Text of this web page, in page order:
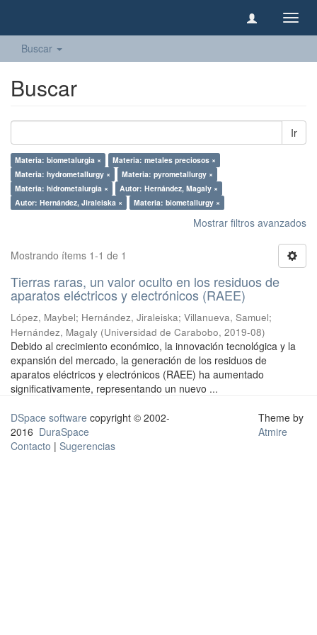
Buscar
Buscar
Ir
Materia: biometalurgia ×
Materia: metales preciosos ×
Materia: hydrometallurgy ×
Materia: pyrometallurgy ×
Materia: hidrometalurgia ×
Autor: Hernández, Magaly ×
Autor: Hernández, Jiraleiska ×
Materia: biometallurgy ×
Mostrar filtros avanzados
Mostrando ítems 1-1 de 1
Tierras raras, un valor oculto en los residuos de
aparatos eléctricos y electrónicos (RAEE)
López, Maybel; Hernández, Jiraleiska; Villanueva, Samuel;
Hernández, Magaly (Universidad de Carabobo, 2019-08)
Debido al crecimiento económico, la innovación tecnológica y la
expansión del mercado, la generación de los residuos de
aparatos eléctricos y electrónicos (RAEE) ha aumentado
significativamente, representando un nuevo ...
DSpace software copyright © 2002-
2016 DuraSpace
Contacto | Sugerencias
Theme by
Atmire